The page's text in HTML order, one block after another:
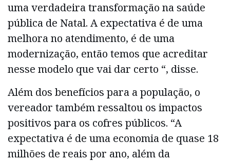
uma verdadeira transformação na saúde
pública de Natal. A expectativa é de uma
melhora no atendimento, é de uma
modernização, então temos que acreditar
nesse modelo que vai dar certo “, disse.
Além dos benefícios para a população, o
vereador também ressaltou os impactos
positivos para os cofres públicos. “A
expectativa é de uma economia de quase 18
milhões de reais por ano, além da